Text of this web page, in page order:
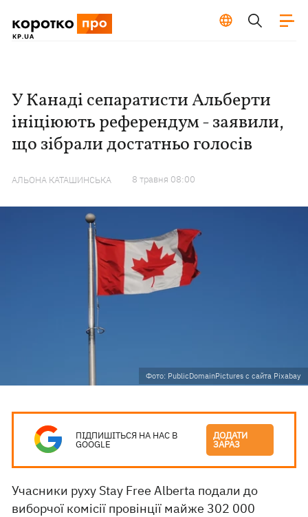
У Канаді сепаратисти Альберти
ініціюють референдум - заявили,
що зібрали достатньо голосів
АЛЬОНА КАТАШИНСЬКА 8 травня 08:00
Фото: PublicDomainPictures с сайта Pixabay
ПІДПИШІТЬСЯ НА НАС В
GOOGLE
ДОДАТИ
ЗАРАЗ
Учасники руху Stay Free Alberta подали до
виборчої комісії провінції майже 302 000